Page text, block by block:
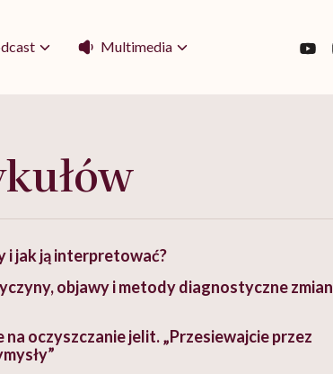
Multimedia
i jak ją interpretować?
objawy i metody diagnostyczne zmian
oczyszczanie jelit. „Przesiewajcie przez